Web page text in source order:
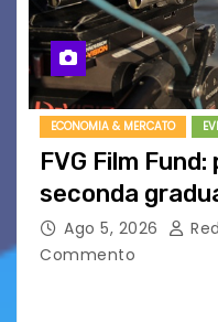
ECONOMIA & MERCATO
FVG Film
seconda
Ago 5, 2026
Commento